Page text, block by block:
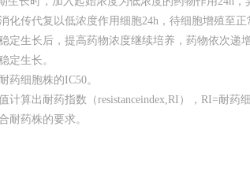
化传代复以低浓度作用细胞24h，待细胞增殖至
定生长后，提高药物浓度继续培养，药物依次递
定生长。
细胞株的IC50。
算出耐药指数（resistanceindex,RI），RI=耐药
耐药株的要求。